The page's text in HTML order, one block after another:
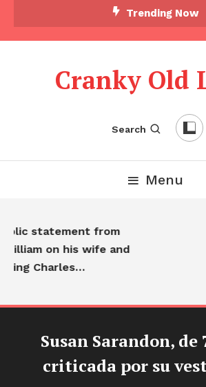
Trending Now
Cranky Old
Search
Menu
statement from
on his wife and
Charles…
Susan Sarandon, de
criticada por su